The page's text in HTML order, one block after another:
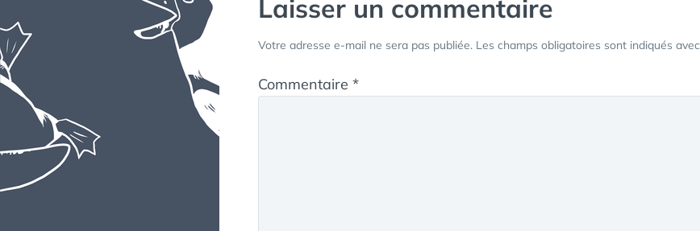
Laisser un commentaire
Votre adresse e-mail ne sera pas publiée. Les champs obligatoires sont indiqués avec
Commentaire *